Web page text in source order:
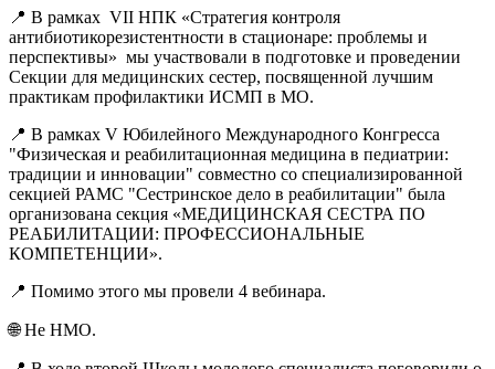
📍 В рамках VII НПК «Стратегия контроля
антибиотикорезистентности в стационаре: проблемы и
перспективы» мы участвовали в подготовке и проведении
Секции для медицинских сестер, посвященной лучшим
практикам профилактики ИСМП в МО.
📍 В рамках V Юбилейного Международного Конгресса
"Физическая и реабилитационная медицина в педиатрии:
традиции и инновации" совместно со специализированной
секцией РАМС "Сестринское дело в реабилитации" была
организована секция «МЕДИЦИНСКАЯ СЕСТРА ПО
РЕАБИЛИТАЦИИ: ПРОФЕССИОНАЛЬНЫЕ
КОМПЕТЕНЦИИ».
📍 Помимо этого мы провели 4 вебинара.
🌐 Не НМО.